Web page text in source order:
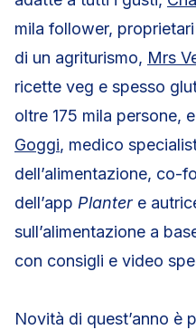
mila follower,
di un agriturismo, Mrs
ricette veg e spesso
oltre 175 mila persone,
Goggi, medico
dell’alimentazione, co-
dell’app Plantere
sull’alimentazione a
con consigli e video
Novità di quest’anno è